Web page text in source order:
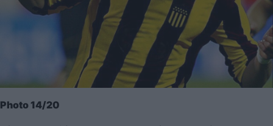
Photo 14/20